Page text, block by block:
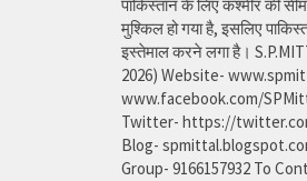
पाकिस्तान के लिए कश्मीर की
मुश्किल हो गया है, इसलिए
इस्तेमाल करने लगा है।
2026) Website-
www.facebook.com/
Twitter- https://
Blog-
Group- 9166157932 To